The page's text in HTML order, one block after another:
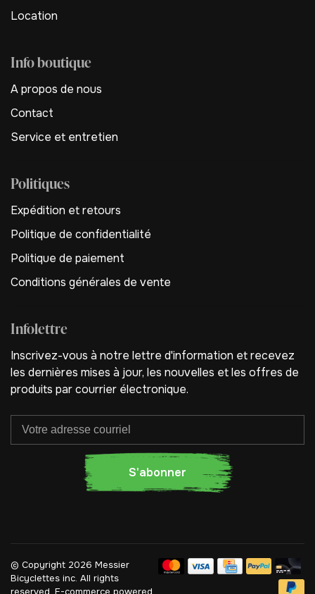
Location
Info boutique
A propos de nous
Contact
Service et entretien
Politiques
Expédition et retours
Politique de confidentialité
Politique de paiement
Conditions générales de vente
Infolettre
Inscrivez-vous à notre lettre d'information et recevez
les dernières mises à jour, les nouvelles et les offres de
produits par courrier électronique.
S'abonner
© Copyright 2026 Messier
Bicyclettes inc. All rights
reserved. E-commerce powered